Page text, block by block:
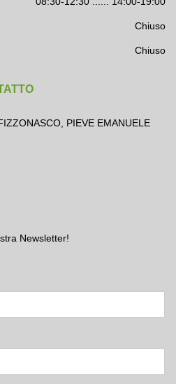
Chiuso
Chiuso
PIEVE EMANUELE
Newsletter!